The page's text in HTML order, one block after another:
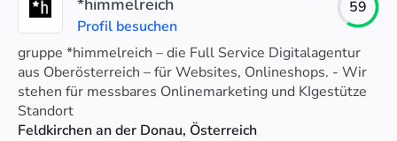
*himmelreich
Profil besuchen
59
gruppe *himmelreich – die Full Service Digitalagentur
aus Oberösterreich – für Websites, Onlineshops. - Wir
stehen für messbares Onlinemarketing und KIgestütze
Optimierung.
Standort
Feldkirchen an der Donau, Österreich